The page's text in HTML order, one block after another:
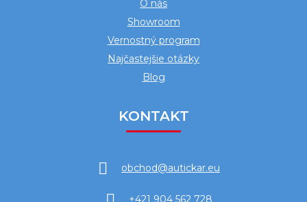
O nás
Showroom
Vernostný program
Najčastejšie otázky
Blog
KONTAKT
obchod@autickar.eu
+421 904 562 728